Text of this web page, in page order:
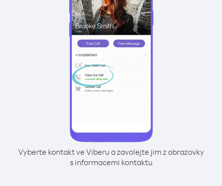
Vyberte kontakt ve Viberu a zavolejte jim z obrazovky
s informacemi kontaktu